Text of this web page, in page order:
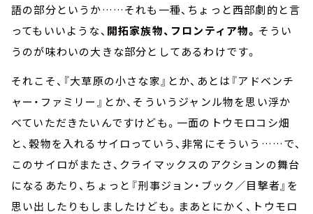
語の部分というか……それも一種、ちょっと西部劇的と言
ってもいいような、 開拓家族物、フロンティア物。 そうい
うのが味わいの大きな部分としてあるわけです。
それこそ、『大草原の小さな家』とか、あとは『アドベンチ
ャー・ファミリー』とか、そういうジャンル物を思い浮か
べていただきたいんですけども。一面のトウモロコシ畑
と、穀物を入れるサイロっていう、非常にそういう……で、
このサイロがまたさ、クライマックスのアクションの舞台
になるあたり、ちょっと『刑事ジョン・ブック／目撃者』を
思い出したりもしましたけども。まあとにかく、トウモロ